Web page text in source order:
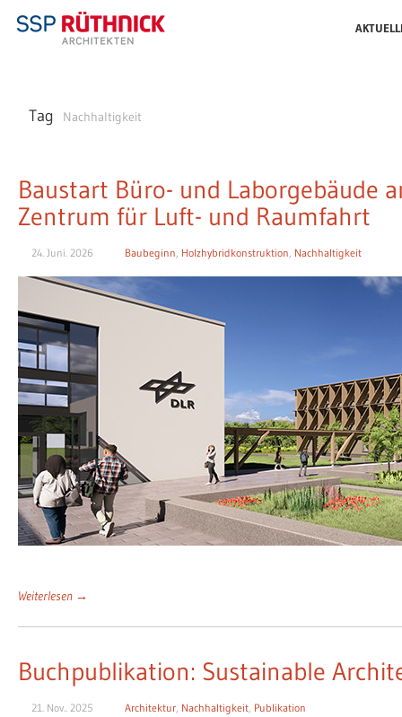
Tag Nachhaltigkeit
Baustart Büro- und Laborgebäude
Zentrum für Luft- und Raumfahrt
24. Juni. 2026 Baubeginn, Holzhybridkonstruktion, Nachhaltigkeit
Weiterlesen →
Buchpublikation: Sustainable
21. Nov.. 2025 Architektur, Nachhaltigkeit, Publikation